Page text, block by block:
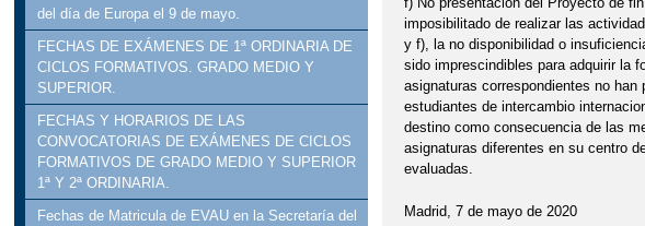
del día de Europa el 9 de mayo.
FECHAS DE EXÁMENES DE 1ª ORDINARIA DE
CICLOS FORMATIVOS. GRADO MEDIO Y
SUPERIOR.
FECHAS Y HORARIOS DE LAS
CONVOCATORIAS DE EXÁMENES DE CICLOS
FORMATIVOS DE GRADO MEDIO Y SUPERIOR
1ª Y 2ª ORDINARIA.
Fechas de Matricula de EVAU en la Secretaría del
imposibilitado de realizar las
y f), la no disponibilidad o
sido imprescindibles para adquirir la
asignaturas correspondientes no
estudiantes de intercambio
destino como consecuencia de las
asignaturas diferentes en su centro
evaluadas.
Madrid, 7 de mayo de 2020